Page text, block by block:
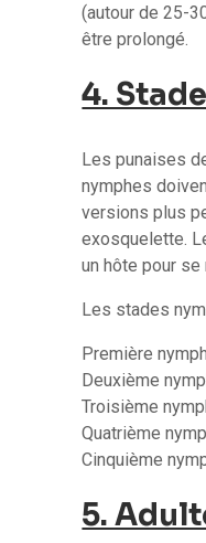
(autour de 25-
être prolongé.
4.
Les punaises
nymphes
versions plus
exosquelette.
un hôte pour se
Les stades
Première
Deuxième
Troisième
Quatrième
Cinquième
5.